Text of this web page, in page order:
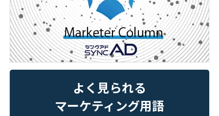
よく見られる
マーケティング用語